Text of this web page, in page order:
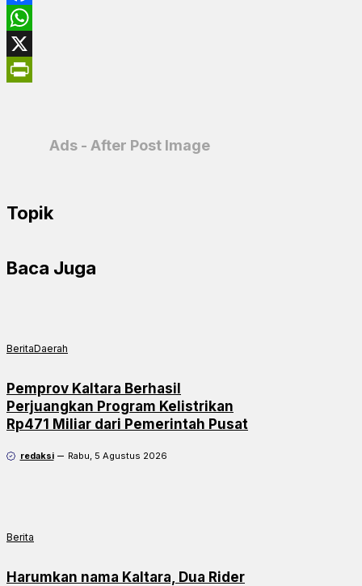
Facebook
WhatsApp
X
Ads - After Post Image
Topik
Baca Juga
BeritaDaerah
Pemprov Kaltara Berhasil
Perjuangkan Program Kelistrikan
Rp471 Miliar dari Pemerintah Pusat
redaksi Rabu, 5 Agustus 2026
Berita
Harumkan nama Kaltara, Dua Rider